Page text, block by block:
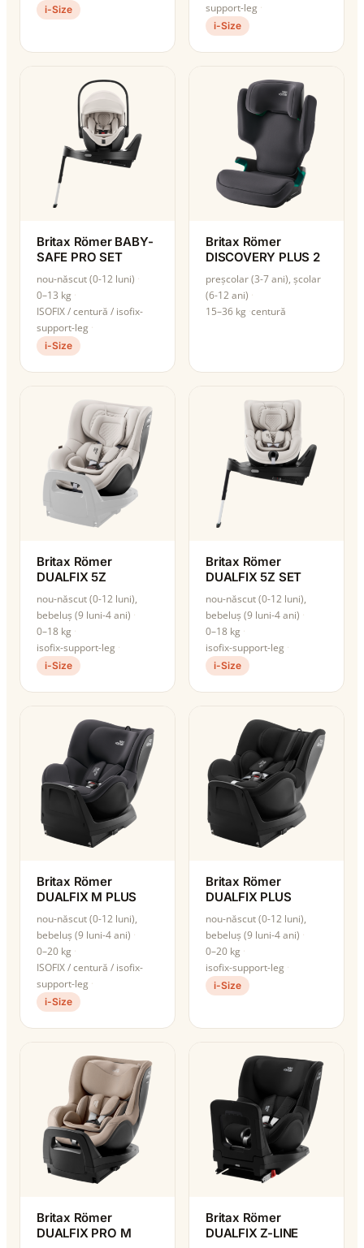
i-Size
support-leg
i-Size
Britax Römer BABY-
SAFE PRO SET
nou-născut (0-12 luni)
0–13 kg
ISOFIX / centură / isofix-
support-leg
i-Size
Britax Römer
DISCOVERY PLUS 2
preșcolar (3-7 ani), școlar
(6-12 ani)
15–36 kg centură
Britax Römer
DUALFIX 5Z
nou-născut (0-12 luni),
bebeluș (9 luni-4 ani)
0–18 kg
isofix-support-leg
i-Size
Britax Römer
DUALFIX 5Z SET
nou-născut (0-12 luni),
bebeluș (9 luni-4 ani)
0–18 kg
isofix-support-leg
i-Size
Britax Römer
DUALFIX M PLUS
nou-născut (0-12 luni),
bebeluș (9 luni-4 ani)
0–20 kg
ISOFIX / centură / isofix-
support-leg
i-Size
Britax Römer
DUALFIX PLUS
nou-născut (0-12 luni),
bebeluș (9 luni-4 ani)
0–20 kg
isofix-support-leg
i-Size
Britax Römer
DUALFIX PRO M
Britax Römer
DUALFIX Z-LINE